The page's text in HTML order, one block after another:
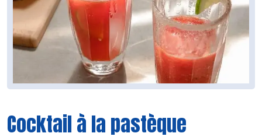
Cocktail à la pastèque